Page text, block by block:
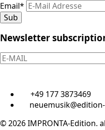
Email*
Sub
Newsletter
+49 177 3873469
© 2026 IMPRONTA-Edition.